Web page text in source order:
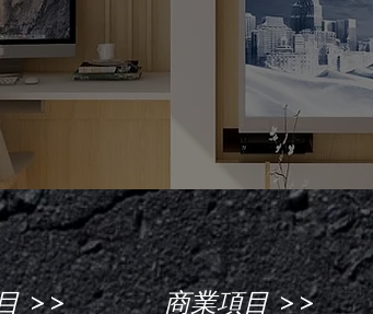
>> 商業項目>>